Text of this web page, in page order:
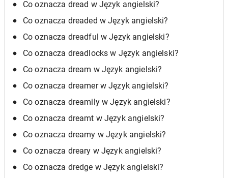
Co oznacza dread w Język angielski?
Co oznacza dreaded w Język angielski?
Co oznacza dreadful w Język angielski?
Co oznacza dreadlocks w Język angielski?
Co oznacza dream w Język angielski?
Co oznacza dreamer w Język angielski?
Co oznacza dreamily w Język angielski?
Co oznacza dreamt w Język angielski?
Co oznacza dreamy w Język angielski?
Co oznacza dreary w Język angielski?
Co oznacza dredge w Język angielski?